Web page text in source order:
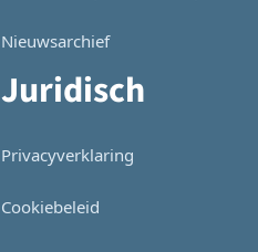
Nieuwsarchief
Juridisch
Privacyverklaring
Cookiebeleid